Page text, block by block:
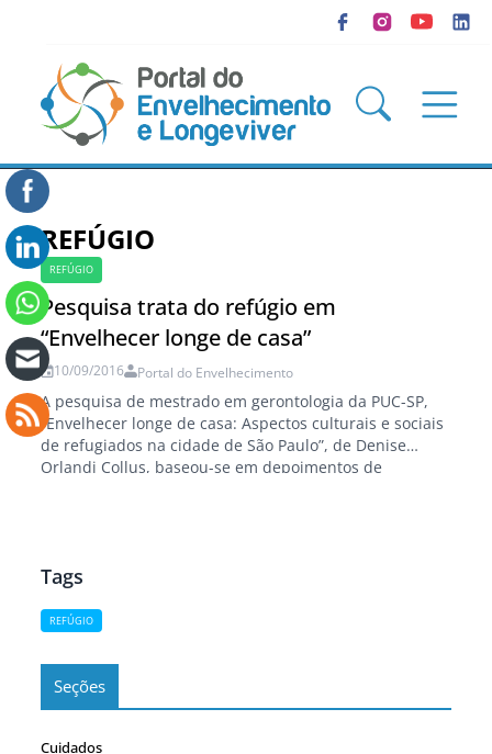
REFÚGIO
REFÚGIO
Pesquisa trata do refúgio em
“Envelhecer longe de casa”
10/09/2016 Portal do Envelhecimento
A pesquisa de mestrado em gerontologia da PUC-SP,
“Envelhecer longe de casa: Aspectos culturais e sociais
de refugiados na cidade de São Paulo”, de Denise
Orlandi Collus, baseou-se em depoimentos de
Tags
REFÚGIO
Seções
Cuidados